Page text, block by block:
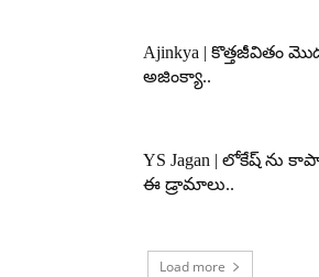
Ajinkya | కొత్తజీవితం
అజింక్యా..
YS Jagan | లోకేష్ ను
ఈ డ్రామాలు..
Load more